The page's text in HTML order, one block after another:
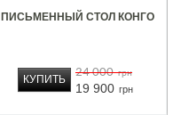
ПИСЬМЕННЫЙ СТОЛ КОНГО
24 000 грн
19 900 грн
КУПИТЬ